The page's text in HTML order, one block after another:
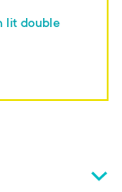
lit double